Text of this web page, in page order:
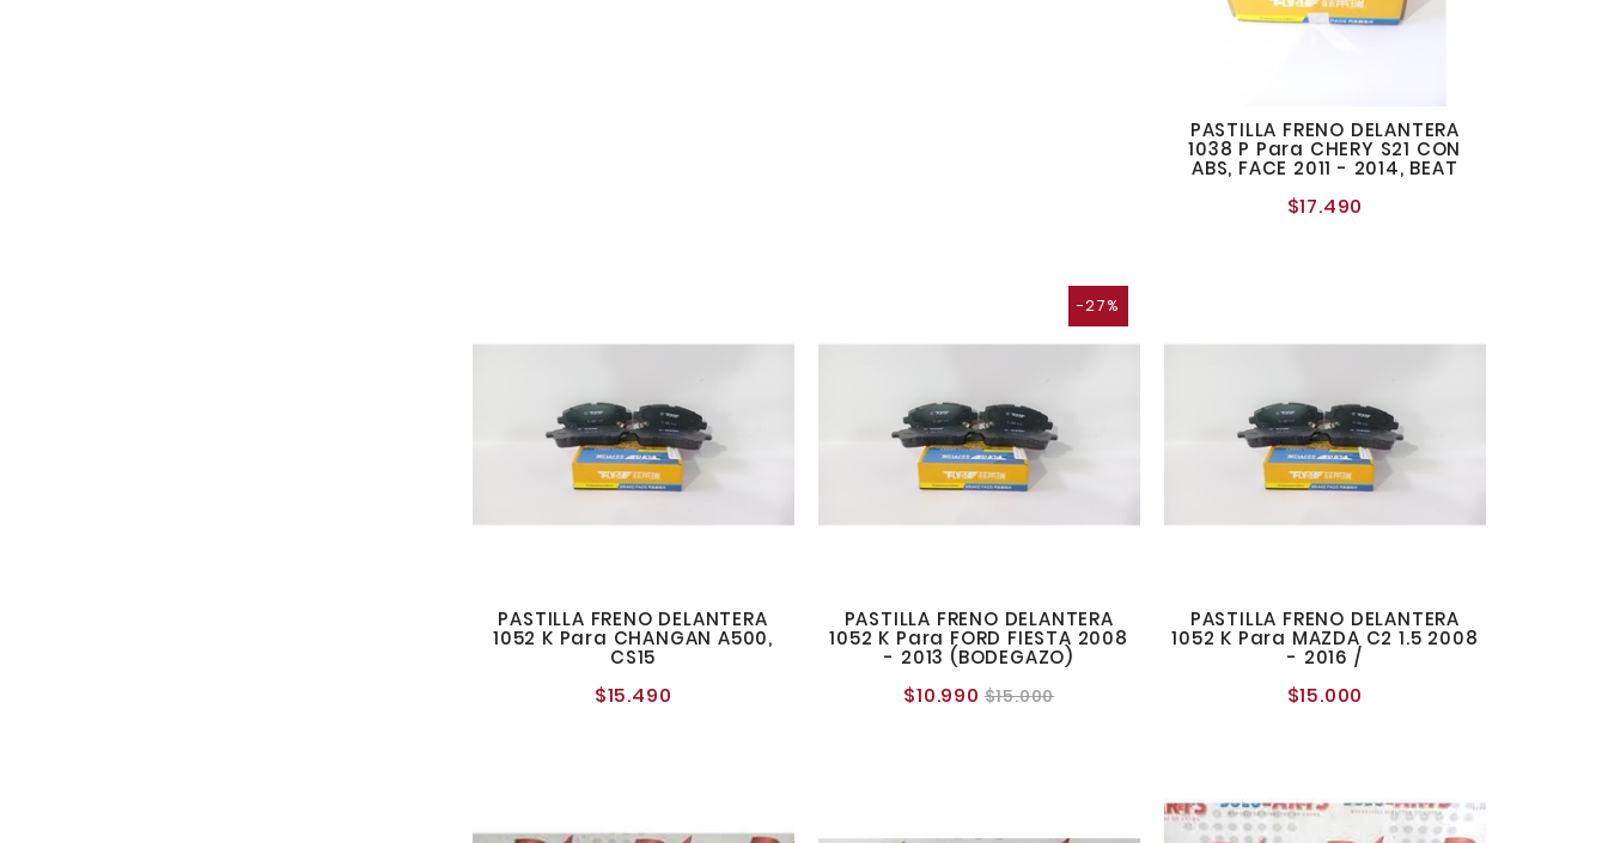
PASTILLA FRENO DELANTERA
1038 P Para CHERY S21 CON
ABS, FACE 2011 - 2014, BEAT
$17.490
PASTILLA FRENO DELANTERA
1052 K Para CHANGAN A500,
CS15
$15.490
-27%
PASTILLA FRENO DELANTERA
1052 K Para FORD FIESTA 2008
- 2013 (BODEGAZO)
$10.990 Precio
$15.000Precio
PASTILLA FRENO DELANTERA
1052 K Para MAZDA C2 1.5 2008
- 2016 /
$15.000